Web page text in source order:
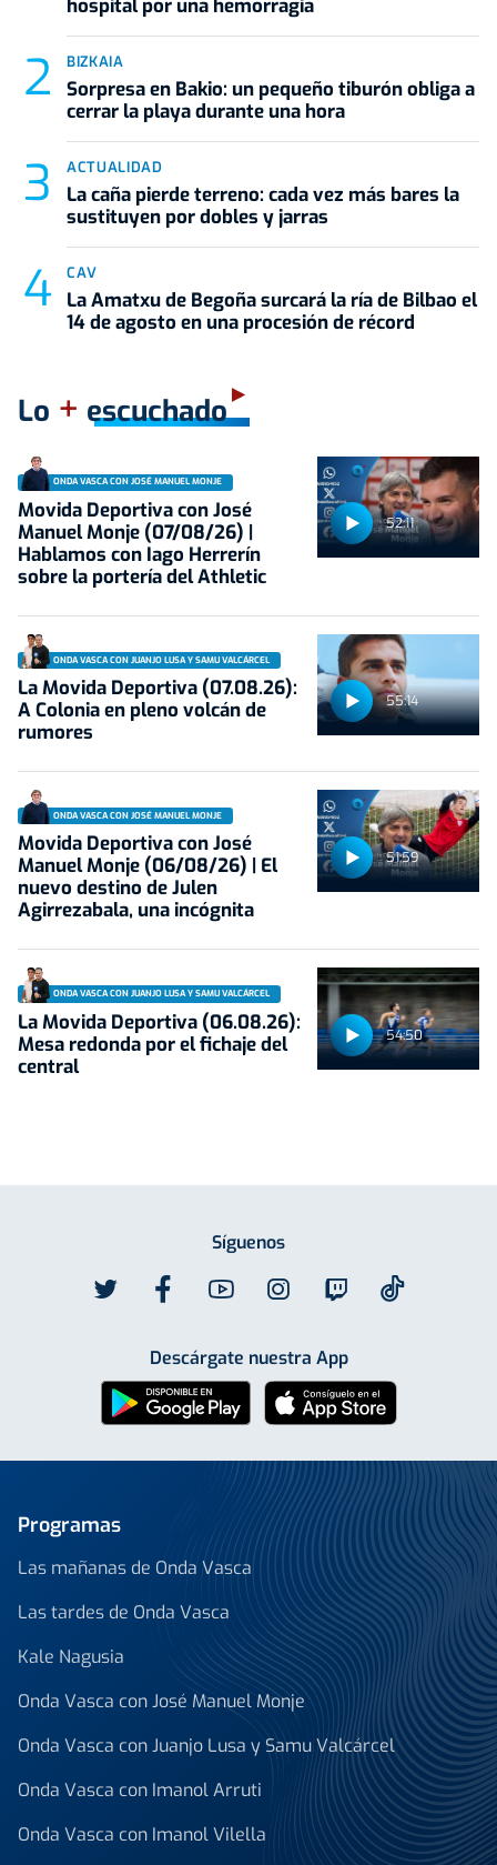
hospital por una hemorragia
BIZKAIA
Sorpresa en Bakio: un pequeño tiburón obliga a
cerrar la playa durante una hora
ACTUALIDAD
La caña pierde terreno: cada vez más bares la
sustituyen por dobles y jarras
CAV
La Amatxu de Begoña surcará la ría de Bilbao el
14 de agosto en una procesión de récord
Lo + escuchado
52:11
ONDA VASCA CON JOSÉ MANUEL MONJE
Movida Deportiva con José
Manuel Monje (07/08/26) |
Hablamos con Iago Herrerín
sobre la portería del Athletic
55:14
ONDA VASCA CON JUANJO LUSA Y SAMU VALCÁRCEL
La Movida Deportiva (07.08.26):
A Colonia en pleno volcán de
rumores
51:59
ONDA VASCA CON JOSÉ MANUEL MONJE
Movida Deportiva con José
Manuel Monje (06/08/26) | El
nuevo destino de Julen
Agirrezabala, una incógnita
54:50
ONDA VASCA CON JUANJO LUSA Y SAMU VALCÁRCEL
La Movida Deportiva (06.08.26):
Mesa redonda por el fichaje del
central
Síguenos
Descárgate nuestra App
Programas
Las mañanas de Onda Vasca
Las tardes de Onda Vasca
Kale Nagusia
Onda Vasca con José Manuel Monje
Onda Vasca con Juanjo Lusa y Samu Valcárcel
Onda Vasca con Imanol Arruti
Onda Vasca con Imanol Vilella